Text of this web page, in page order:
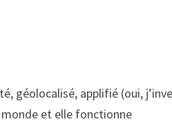
géolocalisé, applifié (oui,
et elle fonctionne